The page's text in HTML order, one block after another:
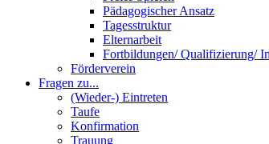
Pädagogischer Ansatz
Tagesstruktur
Elternarbeit
Fortbildungen/ Qualifizierung/
Förderverein
Fragen zu...
(Wieder-) Eintreten
Taufe
Konfirmation
Trauung